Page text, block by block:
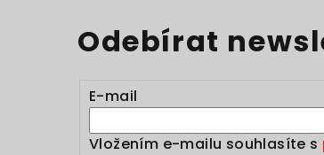
Odebírat
E-mail
Vložením e-mailu souhlasíte s